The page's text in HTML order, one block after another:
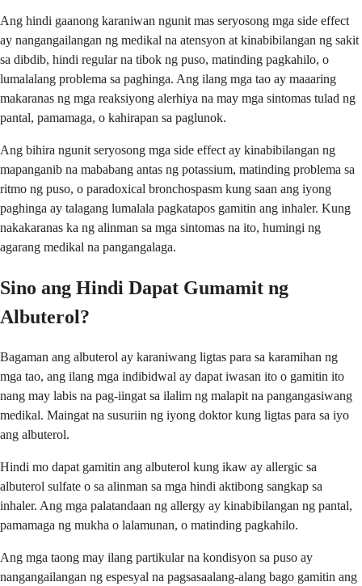
Ang hindi gaanong karaniwan ngunit mas seryosong mga side effect
ay nangangailangan ng medikal na atensyon at kinabibilangan ng sakit
sa dibdib, hindi regular na tibok ng puso, matinding pagkahilo, o
lumalalang problema sa paghinga. Ang ilang mga tao ay maaaring
makaranas ng mga reaksiyong alerhiya na may mga sintomas tulad ng
pantal, pamamaga, o kahirapan sa paglunok.
Ang bihira ngunit seryosong mga side effect ay kinabibilangan ng
mapanganib na mababang antas ng potassium, matinding problema sa
ritmo ng puso, o paradoxical bronchospasm kung saan ang iyong
paghinga ay talagang lumalala pagkatapos gamitin ang inhaler. Kung
nakakaranas ka ng alinman sa mga sintomas na ito, humingi ng
agarang medikal na pangangalaga.
Sino ang Hindi Dapat Gumamit ng
Albuterol?
Bagaman ang albuterol ay karaniwang ligtas para sa karamihan ng
mga tao, ang ilang mga indibidwal ay dapat iwasan ito o gamitin ito
nang may labis na pag-iingat sa ilalim ng malapit na pangangasiwang
medikal. Maingat na susuriin ng iyong doktor kung ligtas para sa iyo
ang albuterol.
Hindi mo dapat gamitin ang albuterol kung ikaw ay allergic sa
albuterol sulfate o sa alinman sa mga hindi aktibong sangkap sa
inhaler. Ang mga palatandaan ng allergy ay kinabibilangan ng pantal,
pamamaga ng mukha o lalamunan, o matinding pagkahilo.
Ang mga taong may ilang partikular na kondisyon sa puso ay
nangangailangan ng espesyal na pagsasaalang-alang bago gamitin ang